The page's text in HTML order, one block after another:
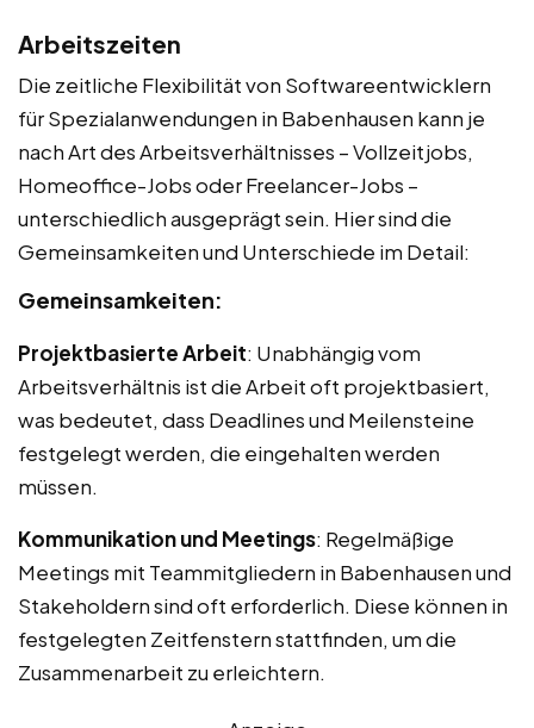
Arbeitszeiten
Die zeitliche Flexibilität von Softwareentwicklern
für Spezialanwendungen in Babenhausen kann je
nach Art des Arbeitsverhältnisses – Vollzeitjobs,
Homeoffice-Jobs oder Freelancer-Jobs –
unterschiedlich ausgeprägt sein. Hier sind die
Gemeinsamkeiten und Unterschiede im Detail:
Gemeinsamkeiten:
Projektbasierte Arbeit: Unabhängig vom
Arbeitsverhältnis ist die Arbeit oft projektbasiert,
was bedeutet, dass Deadlines und Meilensteine
festgelegt werden, die eingehalten werden
müssen.
Kommunikation und Meetings: Regelmäßige
Meetings mit Teammitgliedern in Babenhausen und
Stakeholdern sind oft erforderlich. Diese können in
festgelegten Zeitfenstern stattfinden, um die
Zusammenarbeit zu erleichtern.